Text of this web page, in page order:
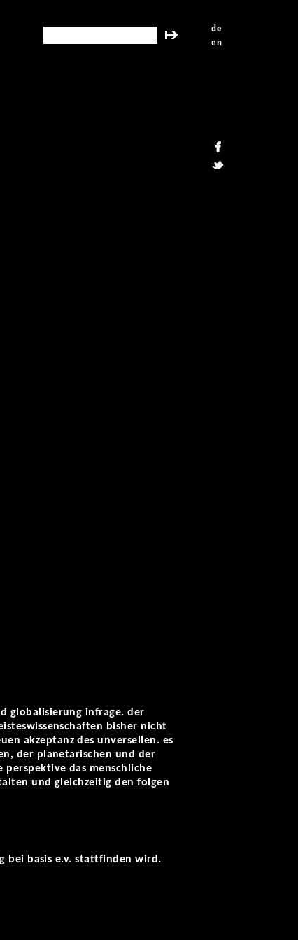
de
en
globalisierung infrage. der
bisher nicht
akzeptanz des unversellen. es
der planetarischen und der
das menschliche
und gleichzeitig den folgen
bei basis e.v. stattfinden wird.